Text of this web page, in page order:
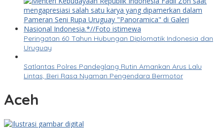
Peringatan 60 Tahun Hubungan Diplomatik Indonesia dan
Uruguay
Satlantas Polres Pandeglang Rutin Amankan Arus Lalu
Lintas, Beri Rasa Nyaman Pengendara Bermotor
Aceh